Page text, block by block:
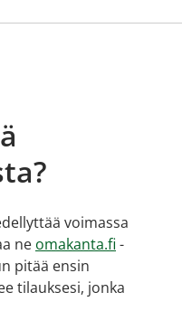
voimassa
ne omakanta.fi -
pitää ensin
tilauksesi, jonka